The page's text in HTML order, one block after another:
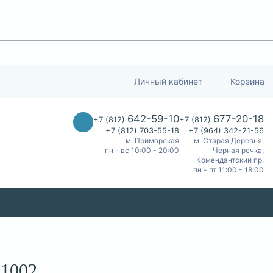
Личный кабинет Корзина
+7 (812) 642-59-10
+7 (812) 703-55-18
м. Приморская
пн - вс 10:00 - 20:00
+7 (812) 677-20-18
+7 (964) 342-21-56
м. Старая Деревня,
Черная речка,
Комендантский пр.
пн - пт 11:00 - 18:00